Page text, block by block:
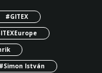
#GITEX
#Simon István